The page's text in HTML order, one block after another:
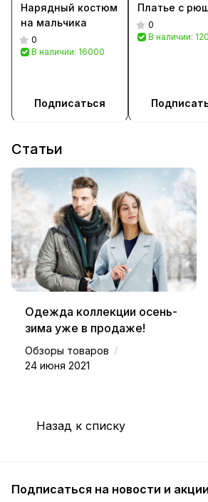
Нарядный костюм
на мальчика
0
В наличии: 16000
Подписаться
Платье с
0
В наличии:
Статьи
Одежда коллекции осень-
зима уже в продаже!
Обзоры товаров /
24 июня 2021
Назад к списку
Подписаться на новости и акции